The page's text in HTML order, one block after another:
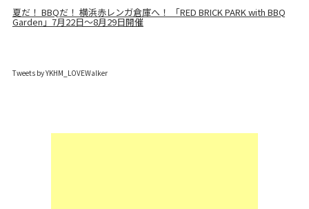
夏だ！ BBQだ！ 横浜赤レンガ倉庫へ！ 「RED BRICK PARK with BBQ
Garden」7月22日～8月29日開催
Tweets by YKHM_LOVEWalker